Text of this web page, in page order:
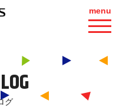
menu
グ